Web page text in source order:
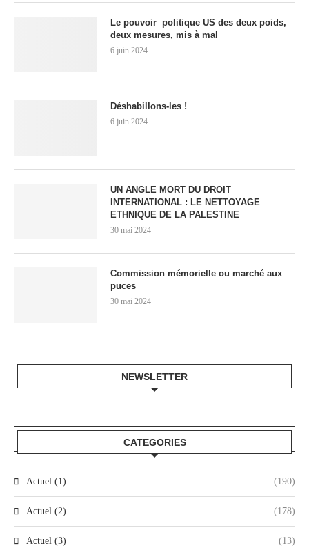
Le pouvoir politique US des deux poids,
deux mesures, mis à mal
6 juin 2024
Déshabillons-les !
6 juin 2024
UN ANGLE MORT DU DROIT
INTERNATIONAL : LE NETTOYAGE
ETHNIQUE DE LA PALESTINE
30 mai 2024
Commission mémorielle ou marché aux
puces
30 mai 2024
NEWSLETTER
CATEGORIES
Actuel (1) (190)
Actuel (2) (178)
Actuel (3) (13)